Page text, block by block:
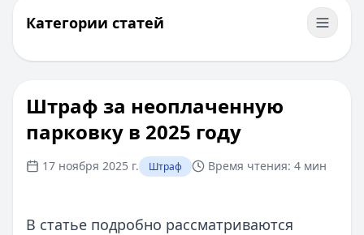
Категории статей
​Штраф за неоплаченную
парковку в 2025 году
17 ноября 2025 г. Штраф Время чтения: 4 мин
В статье подробно рассматриваются